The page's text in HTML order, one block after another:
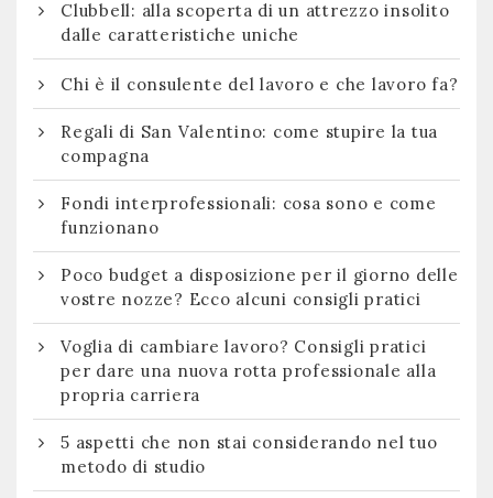
Clubbell: alla scoperta di un attrezzo insolito
dalle caratteristiche uniche
Chi è il consulente del lavoro e che lavoro fa?
Regali di San Valentino: come stupire la tua
compagna
Fondi interprofessionali: cosa sono e come
funzionano
Poco budget a disposizione per il giorno delle
vostre nozze? Ecco alcuni consigli pratici
Voglia di cambiare lavoro? Consigli pratici
per dare una nuova rotta professionale alla
propria carriera
5 aspetti che non stai considerando nel tuo
metodo di studio